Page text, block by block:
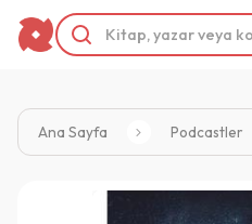
Ana Sayfa Podcastler